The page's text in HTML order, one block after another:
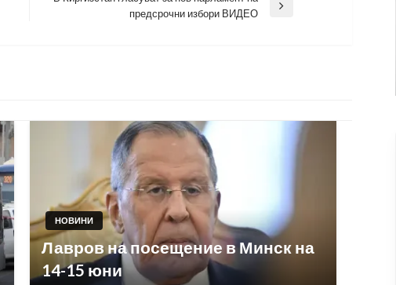
предсрочни избори ВИДЕО
НОВИНИ
Лавров на посещение в Минск на
14-15 юни